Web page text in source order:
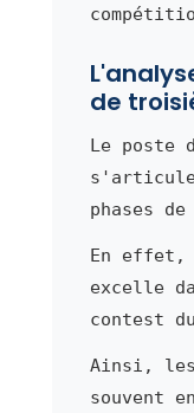
de
Le poste
phases
En
excelle
contest
Ainsi, les
souvent